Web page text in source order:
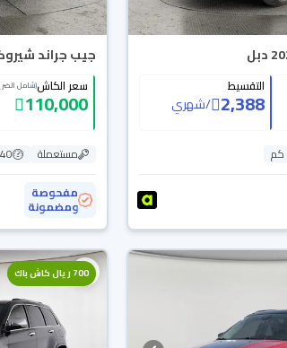
التقسيط
2,388
/شهري
جيب جراند شيروكي
سعر الكاش(شامل
110,000
مستعملة
مفحوصة
ومضمونة
700 ريال كاش باك